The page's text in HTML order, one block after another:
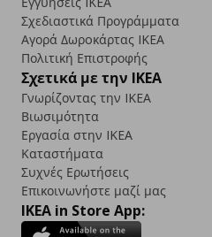
Σχεδιαστικά Προγράμματα
Αγορά Δωρoκάρτας IKEA
Πολιτική Επιστροφής
Σχετικά με την IKEA
Γνωρίζοντας την IKEA
Βιωσιμότητα
Εργασία στην IKEA
Καταστήματα
Συχνές Ερωτήσεις
Επικοινωνήστε μαζί μας
IKEA in Store App: